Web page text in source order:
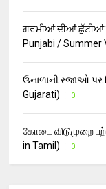
ਗਰਮੀਆਂ ਦੀਆਂ ਛੁੱਟੀਆਂ
Punjabi / Summer
ઉનાળાની રજાઓ પર
Gujarati)
0
கோடை விடுமுறை
in Tamil)
0